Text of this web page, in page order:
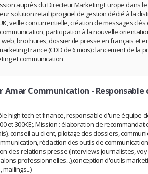
auprès du Directeur Marketing Europe dans
solution retail (progiciel de gestion dédié à la
veille concurrentielle, création de messages
participation à la nouvelle
brochures, dossier de presse en français et
France (CDD de 6 mois) : lancement de
et communication
Amar Communication -
high tech et finance, responsable d'une équipe
et 300KE;. Mission : élaboration de
conseil au client, pilotage des dossiers,
rédaction des outils de
des relations presse (interviews journalistes,
professionnelles...),conception d'outils